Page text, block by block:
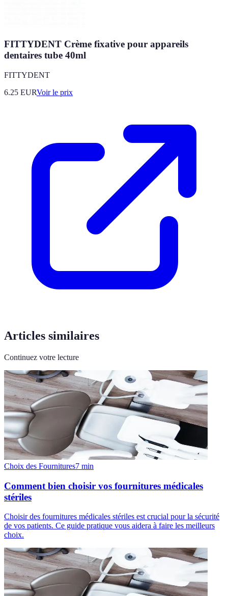
FITTYDENT Crème fixative pour appareils
dentaires tube 40ml
FITTYDENT
6.25 EURVoir le prix
Articles similaires
Continuez votre lecture
Choix des Fournitures7 min
Comment bien choisir vos fournitures médicales
stériles
Choisir des fournitures médicales stériles est crucial pour la sécurité
de vos patients. Ce guide pratique vous aidera à faire les meilleurs
choix.